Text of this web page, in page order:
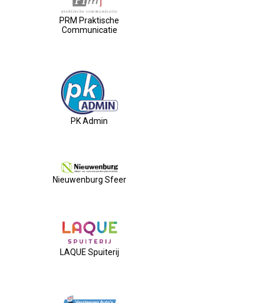
PRM Praktische
Communicatie
PK Admin
Nieuwenburg Sfeer
LAQUE Spuiterij